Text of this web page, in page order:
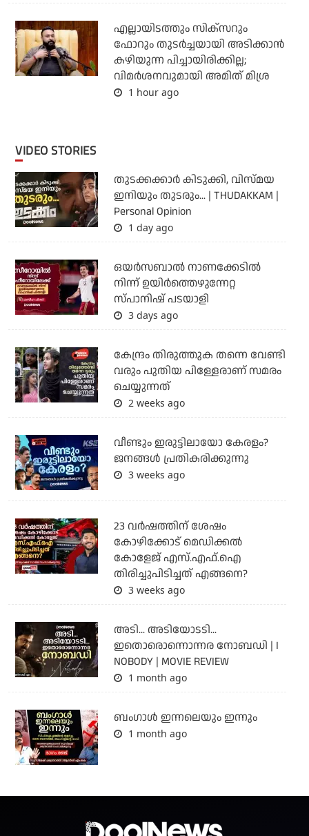
എല്ലായിടത്തും സിക്‌സറും
ഫോറും തുടര്‍ച്ചയായി അടിക്കാന്‍
കഴിയുന്ന പിച്ചായിരിക്കില്ല;
വിമര്‍ശനവുമായി അമിത് മിശ്ര
1 hour ago
VIDEO STORIES
തുടക്കക്കാര്‍ കിടുക്കി, വിസ്മയ
ഇനിയും തുടരും... | THUDAKKAM |
Personal Opinion
1 day ago
ഒയര്‍സബാൽ നാണക്കേടിൽ
നിന്ന് ഉയിർത്തെഴുന്നേറ്റ
സ്പാനിഷ് പടയാളി
3 days ago
കേന്ദ്രം തിരുത്തുക തന്നെ വേണ്ടി
വരും പുതിയ പിള്ളേരാണ് സമരം
ചെയ്യുന്നത്
2 weeks ago
വീണ്ടും ഇരുട്ടിലായോ കേരളം?
ജനങ്ങൾ പ്രതികരിക്കുന്നു
3 weeks ago
23 വർഷത്തിന് ശേഷം
കോഴിക്കോട് മെഡിക്കൽ
കോളേജ് എസ്.എഫ്.ഐ
തിരിച്ചുപിടിച്ചത് എങ്ങനെ?
3 weeks ago
അടി... അടിയോടടി...
ഇതൊരൊന്നൊന്നര നോബഡി | I
NOBODY | MOVIE REVIEW
1 month ago
ബംഗാള്‍ ഇന്നലെയും ഇന്നും
1 month ago